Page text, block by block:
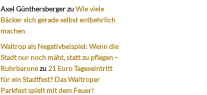
Axel GünthersbergerzuWie viele
Bäcker sich gerade selbst entbehrlich
machen
Waltrop als Negativbeispiel: Wenn die
Stadt nur noch mäht, statt zu pflegen –
Ruhrbaronezu 21 Euro Tageseintritt
für ein Stadtfest? Das Waltroper
Parkfest spielt mit dem Feuer!